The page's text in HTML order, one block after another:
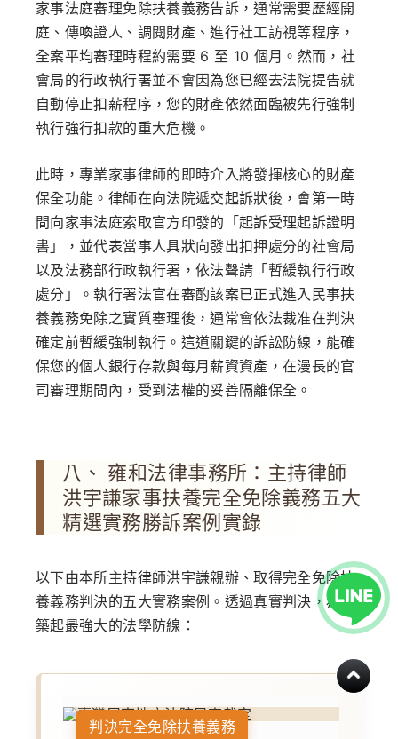
家事法庭審理免除扶養義務告訴，通常需要歷經開
庭、傳喚證人、調閱財產、進行社工訪視等程序，
全案平均審理時程約需要 6 至 10 個月。然而，社
會局的行政執行署並不會因為您已經去法院提告就
自動停止扣薪程序，您的財產依然面臨被先行強制
執行強行扣款的重大危機。
此時，專業家事律師的即時介入將發揮核心的財產
保全功能。律師在向法院遞交起訴狀後，會第一時
間向家事法庭索取官方印發的 「起訴受理起訴證明
書」
，並代表當事人具狀向發出扣押處分的社會局
以及法務部行政執行署，依法聲請 「暫緩執行行政
處分」
。執行署法官在審酌該案已正式進入民事扶
養義務免除之實質審理後，通常會依法裁准在判決
確定前暫緩強制執行。這道關鍵的訴訟防線，能確
保您的個人銀行存款與每月薪資資產，在漫長的官
司審理期間內，受到法權的妥善隔離保全。
八、 雍和法律事務所：主持律師
洪宇謙家事扶養完全免除義務五大
精選實務勝訴案例實錄
以下由本所主持律師洪宇謙親辦、取得完全免除扶
養義務判決的五大實務案例。透過真實判決，為您
築起最強大的法學防線：
判決完全免除扶養義務